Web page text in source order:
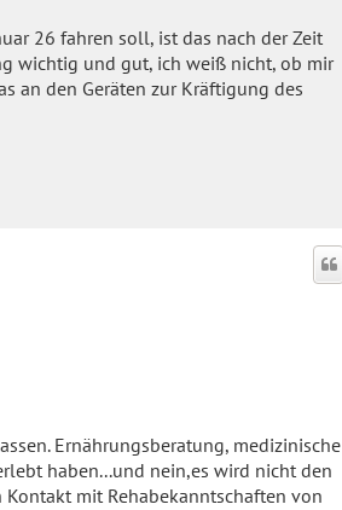
26 fahren soll, ist das nach der Zeit
wichtig und gut, ich weiß nicht, ob mir
an den Geräten zur Kräftigung des
Ernährungsberatung, medizinische
haben...und nein,es wird nicht den
mit Rehabekanntschaften von